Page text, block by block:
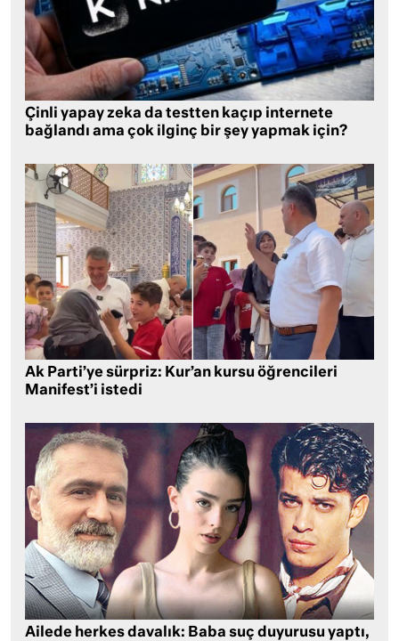
Çinli yapay zeka da testten kaçıp internete
bağlandı ama çok ilginç bir şey yapmak için?
Ak Parti’ye sürpriz: Kur’an kursu öğrencileri
Manifest’i istedi
Ailede herkes davalık: Baba suç duyurusu yaptı,